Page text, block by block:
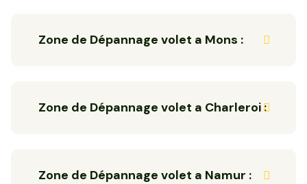
Zone de Dépannage volet a Mons :
Zone de Dépannage volet a Charleroi :
Zone de Dépannage volet a Namur :